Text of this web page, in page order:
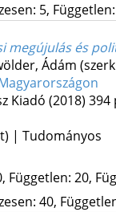
5,
megújulás és
Ádám
Kiadó (2018) 394
| Tudományos
Független: 20,
40,